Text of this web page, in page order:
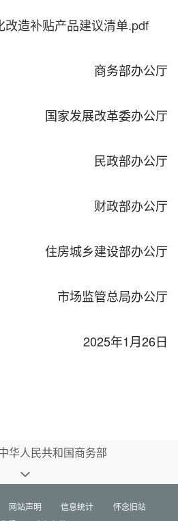
改造补贴产品建议清单.pdf
商务部办公厅
国家发展改革委办公厅
民政部办公厅
财政部办公厅
住房城乡建设部办公厅
市场监管总局办公厅
2025年1月26日
华人民共和国商务部
网站声明 信息统计
怀念旧站